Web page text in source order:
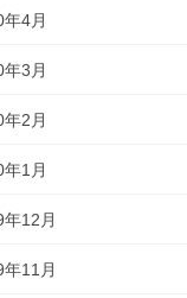
4月
3月
2月
1月
年12月
年11月